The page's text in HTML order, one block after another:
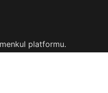
platformu.